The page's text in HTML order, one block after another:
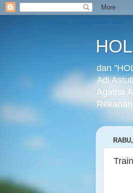
dan
Adi
Agatha